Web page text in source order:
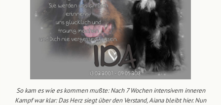
So kam es wie es kommen mußte: Nach 7 Wochen intensivem inneren
Kampf war klar: Das Herz siegt über den Verstand, Aiana bleibt hier. Nun